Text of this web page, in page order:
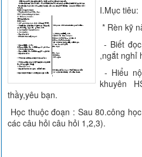
I.Mục tiêu:
* Rèn kỹ
- Biết
,ngắt nghỉ
- Hiểu
khuyên
thầy,yêu bạn.
Học thuộc đoạn : Sau 80.công
các câu hỏi câu hỏi 1,2,3).